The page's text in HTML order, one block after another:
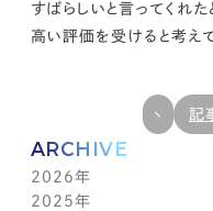
ARCHIVE
2026年
7月(1)
2025年
すばらしいと言ってくれ
高い評価を受けると考えて
記